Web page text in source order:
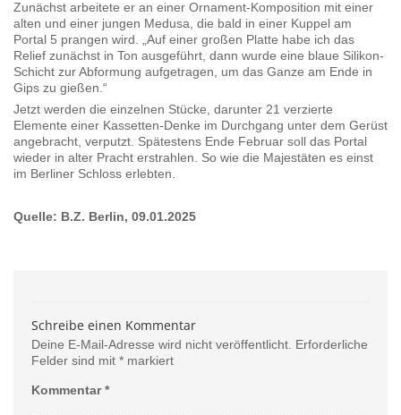
Zunächst arbeitete er an einer Ornament-Komposition mit einer
alten und einer jungen Medusa, die bald in einer Kuppel am
Portal 5 prangen wird. „Auf einer großen Platte habe ich das
Relief zunächst in Ton ausgeführt, dann wurde eine blaue Silikon-
Schicht zur Abformung aufgetragen, um das Ganze am Ende in
Gips zu gießen.“
Jetzt werden die einzelnen Stücke, darunter 21 verzierte
Elemente einer Kassetten-Denke im Durchgang unter dem Gerüst
angebracht, verputzt. Spätestens Ende Februar soll das Portal
wieder in alter Pracht erstrahlen. So wie die Majestäten es einst
im Berliner Schloss erlebten.
Quelle: B.Z. Berlin, 09.01.2025
Schreibe einen Kommentar
Deine E-Mail-Adresse wird nicht veröffentlicht. Erforderliche
Felder sind mit * markiert
Kommentar *